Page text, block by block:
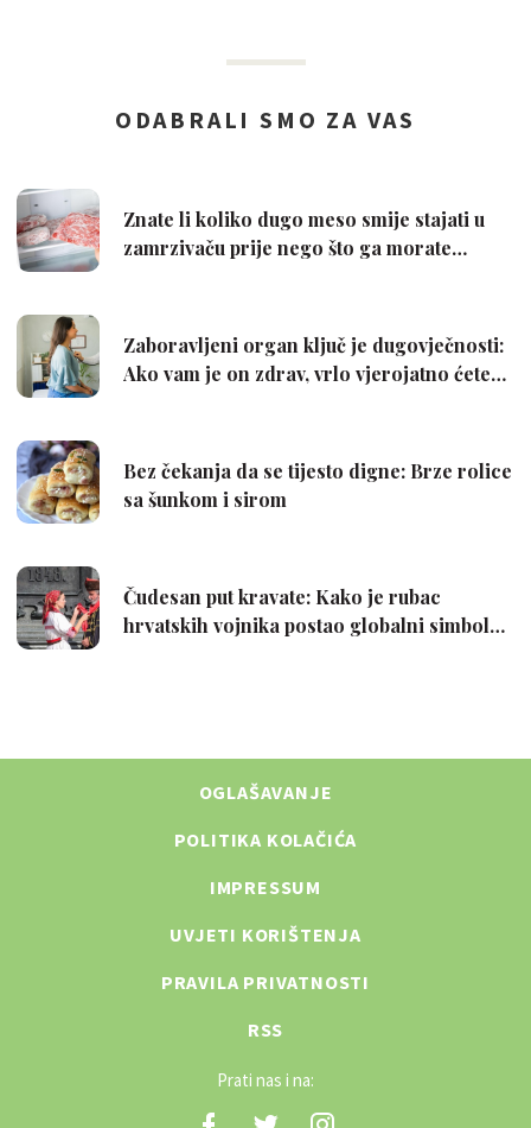
OGLAŠAVANJE
POLITIKA KOLAČIĆA
IMPRESSUM
UVJETI KORIŠTENJA
PRAVILA PRIVATNOSTI
RSS
Prati nas i na: